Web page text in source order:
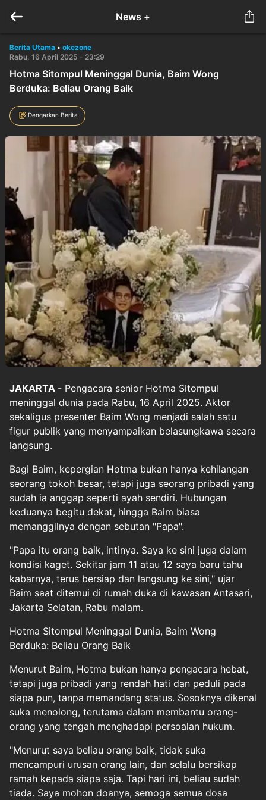
News +
Berita Utama • okezone
Rabu, 16 April 2025 - 23:29
Hotma Sitompul Meninggal Dunia, Baim Wong
Berduka: Beliau Orang Baik
Dengarkan Berita
JAKARTA - Pengacara senior Hotma Sitompul
meninggal dunia pada Rabu, 16 April 2025. Aktor
sekaligus presenter Baim Wong menjadi salah satu
figur publik yang menyampaikan belasungkawa secara
langsung.
Bagi Baim, kepergian Hotma bukan hanya kehilangan
seorang tokoh besar, tetapi juga seorang pribadi yang
sudah ia anggap seperti ayah sendiri. Hubungan
keduanya begitu dekat, hingga Baim biasa
memanggilnya dengan sebutan "Papa".
"Papa itu orang baik, intinya. Saya ke sini juga dalam
kondisi kaget. Sekitar jam 11 atau 12 saya baru tahu
kabarnya, terus bersiap dan langsung ke sini," ujar
Baim saat ditemui di rumah duka di kawasan Antasari,
Jakarta Selatan, Rabu malam.
Hotma Sitompul Meninggal Dunia, Baim Wong
Berduka: Beliau Orang Baik
Menurut Baim, Hotma bukan hanya pengacara hebat,
tetapi juga pribadi yang rendah hati dan peduli pada
siapa pun, tanpa memandang status. Sosoknya dikenal
suka menolong, terutama dalam membantu orang-
orang yang tengah menghadapi persoalan hukum.
"Menurut saya beliau orang baik, tidak suka
mencampuri urusan orang lain, dan selalu bersikap
ramah kepada siapa saja. Tapi hari ini, beliau sudah
tiada. Saya mohon doanya, semoga semua dosa